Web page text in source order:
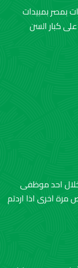
بمصر بمبيدات
كبار السن
من خلال احد موظفى
مرة اخرى اذا اردتم